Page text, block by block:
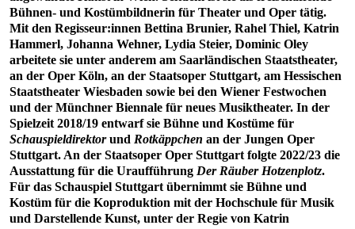
Bühnen- und Kostümbildnerin für Theater und Oper tätig.
Mit den Regisseur:innen Bettina Brunier, Rahel Thiel, Katrin
Hammerl, Johanna Wehner, Lydia Steier, Dominic Oley
arbeitete sie unter anderem am Saarländischen Staatstheater,
an der Oper Köln, an der Staatsoper Stuttgart, am Hessischen
Staatstheater Wiesbaden sowie bei den Wiener Festwochen
und der Münchner Biennale für neues Musiktheater. In der
Spielzeit 2018/19 entwarf sie Bühne und Kostüme für
Schauspieldirektorund Rotkäppchen an der Jungen Oper
Stuttgart. An der Staatsoper Oper Stuttgart folgte 2022/23 die
Ausstattung für die Uraufführung Der Räuber Hotzenplotz.
Für das Schauspiel Stuttgart übernimmt sie Bühne und
Kostüm für die Koproduktion mit der Hochschule für Musik
und Darstellende Kunst, unter der Regie von Katrin